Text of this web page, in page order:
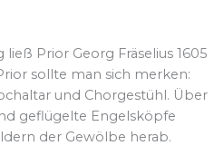
Prior Georg Fräselius 1605
sollte man sich merken:
und Chorgestühl. Über
geflügelte Engelsköpfe
der Gewölbe herab.